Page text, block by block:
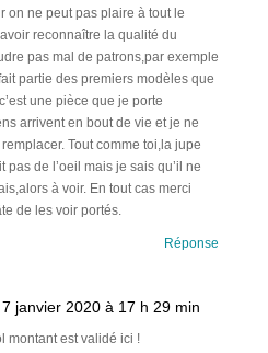
on ne peut pas plaire à tout le
reconnaître la qualité du
pas mal de patrons,par exemple
partie des premiers modèles que
une pièce que je porte
arrivent en bout de vie et je ne
Tout comme toi,la jupe
pas de l’oeil mais je sais qu’il ne
à voir. En tout cas merci
de les voir portés.
Réponse
janvier 2020 à 17 h 29 min
montant est validé ici !